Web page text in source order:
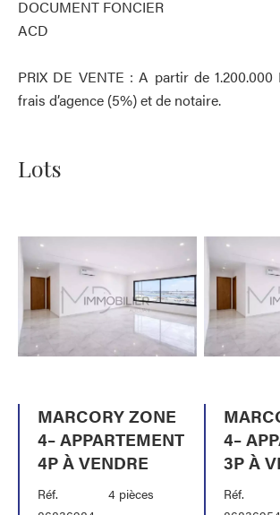
DOCUMENT FONCIER
ACD
PRIX DE VENTE : A partir de
frais d’agence (5%) et de notaire.
Lots
MARCORY ZONE
4– APPARTEMENT
4P À VENDRE
Réf.
4 pièces
4–
3P À
Réf.